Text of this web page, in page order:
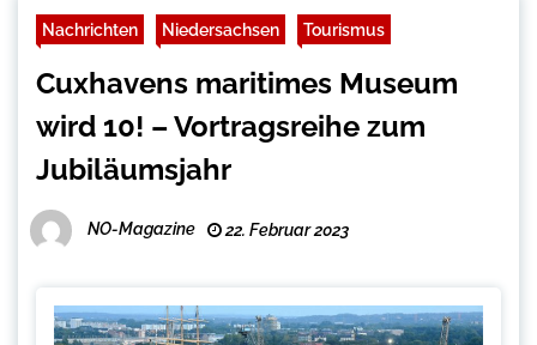
Nachrichten Niedersachsen Tourismus
Cuxhavens maritimes Museum
wird 10! – Vortragsreihe zum
Jubiläumsjahr
NO-Magazine 22. Februar 2023